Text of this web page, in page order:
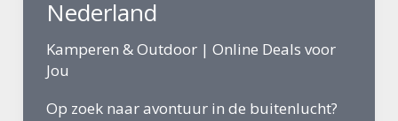
Nederland
Kamperen & Outdoor| Online Deals voor
Jou
Op zoek naar avontuur in de buitenlucht?